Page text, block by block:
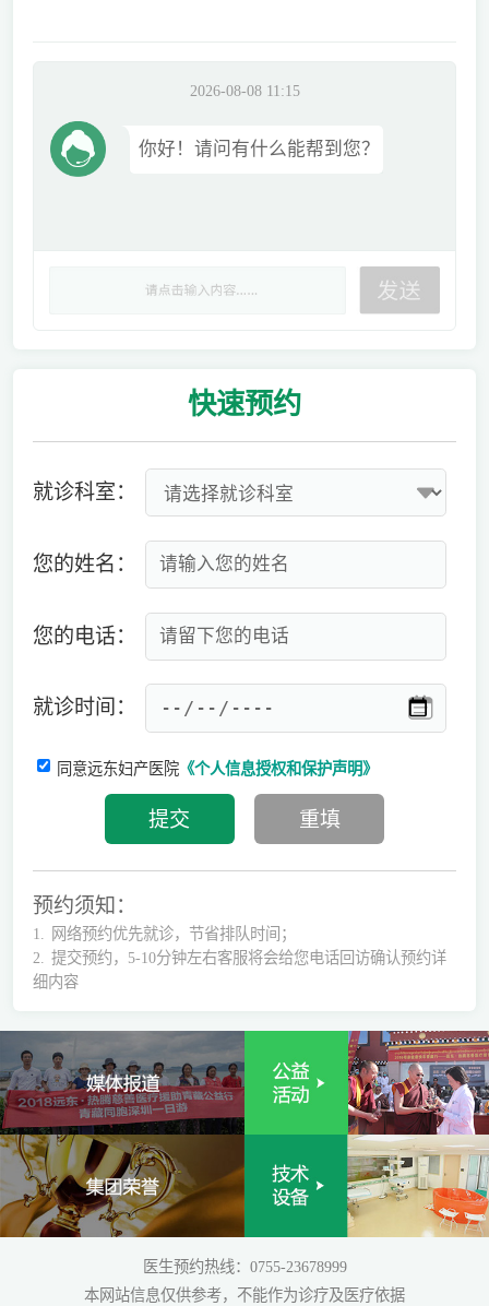
2026-08-08 11:15
你好！请问有什么能帮到您？
快速预约
就诊科室：
您的姓名：
您的电话：
就诊时间：
同意远东妇产医院《个人信息授权和保护声明》
预约须知：
1.
网络预约优先就诊，节省排队时间；
2.
提交预约，5-10分钟左右客服将会给您电话回访确认预约详
细内容
医生预约热线：0755-23678999
本网站信息仅供参考，不能作为诊疗及医疗依据